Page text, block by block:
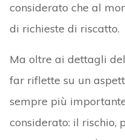
considerato che al
di richieste di riscatto.
Ma oltre ai dettagli
far riflette su un
sempre più
considerato: il rischio,